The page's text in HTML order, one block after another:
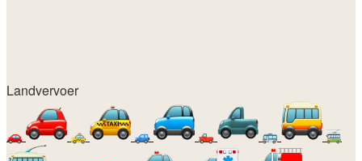
Landvervoer
🚗 🚕 🚙 🛻 🚌 🚎